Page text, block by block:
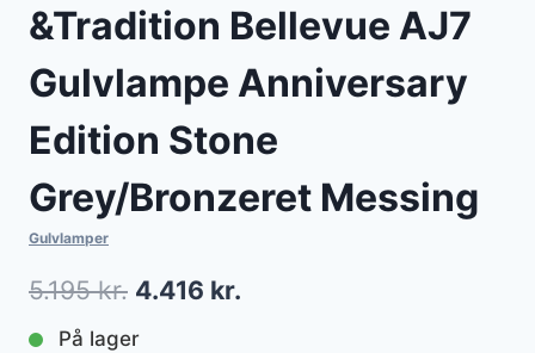
&Tradition Bellevue AJ7
Gulvlampe Anniversary
Edition Stone
Grey/Bronzeret Messing
Gulvlamper
5.195kr. Den
oprindelige
4.416 kr.
På lager